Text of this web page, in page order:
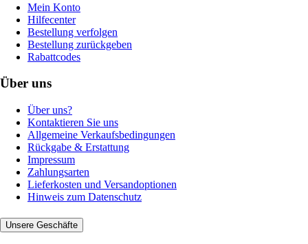
Mein Konto
Hilfecenter
Bestellung verfolgen
Bestellung zurückgeben
Rabattcodes
Über uns
Über uns?
Kontaktieren Sie uns
Allgemeine Verkaufsbedingungen
Rückgabe & Erstattung
Impressum
Zahlungsarten
Lieferkosten und Versandoptionen
Hinweis zum Datenschutz
Unsere Geschäfte